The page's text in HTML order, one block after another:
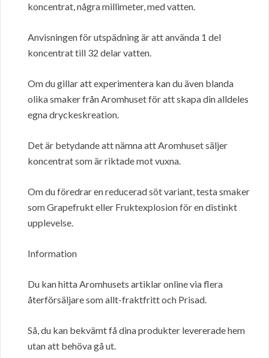
koncentrat, några millimeter, med vatten.
Anvisningen för utspädning är att använda 1 del
koncentrat till 32 delar vatten.
Om du gillar att experimentera kan du även blanda
olika smaker från Aromhuset för att skapa din alldeles
egna dryckeskreation.
Det är betydande att nämna att Aromhuset säljer
koncentrat som är riktade mot vuxna.
Om du föredrar en reducerad söt variant, testa smaker
som Grapefrukt eller Fruktexplosion för en distinkt
upplevelse.
Information
Du kan hitta Aromhusets artiklar online via flera
återförsäljare som allt-fraktfritt och Prisad.
Så, du kan bekvämt få dina produkter levererade hem
utan att behöva gå ut.